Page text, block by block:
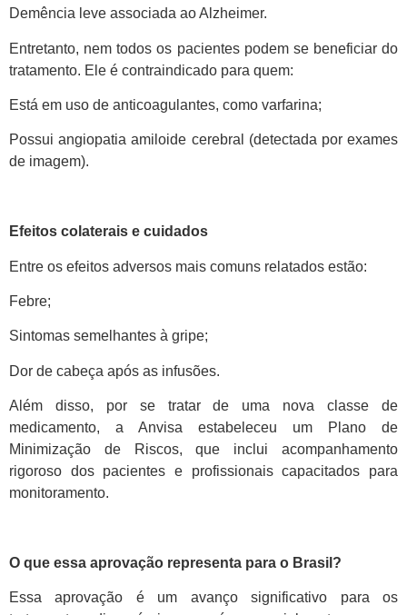
Demência leve associada ao Alzheimer.
Entretanto, nem todos os pacientes podem se beneficiar do
tratamento. Ele é contraindicado para quem:
Está em uso de anticoagulantes, como varfarina;
Possui angiopatia amiloide cerebral (detectada por exames
de imagem).
Efeitos colaterais e cuidados
Entre os efeitos adversos mais comuns relatados estão:
Febre;
Sintomas semelhantes à gripe;
Dor de cabeça após as infusões.
Além disso, por se tratar de uma nova classe de
medicamento, a Anvisa estabeleceu um Plano de
Minimização de Riscos, que inclui acompanhamento
rigoroso dos pacientes e profissionais capacitados para
monitoramento.
O que essa aprovação representa para o Brasil?
Essa aprovação é um avanço significativo para os